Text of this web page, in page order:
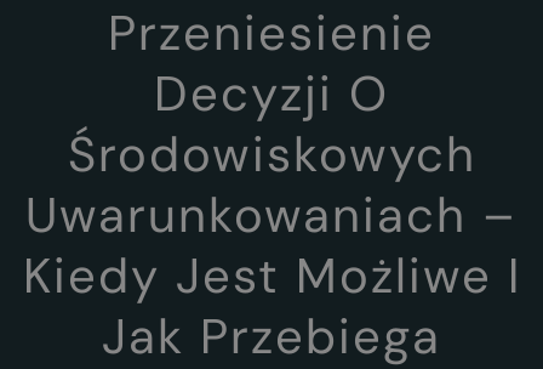
Przeniesienie
Decyzji O
Środowiskowych
Uwarunkowaniach –
Kiedy Jest Możliwe I
Jak Przebiega